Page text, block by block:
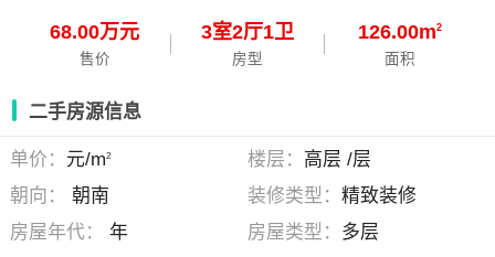
68.00万元
售价
3室2厅1卫
房型
126.00m2
面积
二手房源信息
单价： 元/m2 楼层： 高层 /层
朝向：
朝南 装修类型： 精致装修
房屋年代：
年 房屋类型： 多层